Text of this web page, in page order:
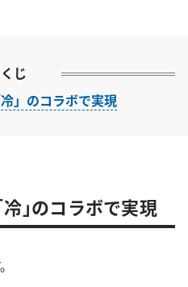
じ
」のコラボで実現
冷」のコラボで実現